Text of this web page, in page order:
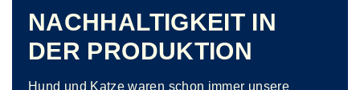
NACHHALTIGKEIT IN
DER PRODUKTION
Hund und Katze waren schon immer unsere